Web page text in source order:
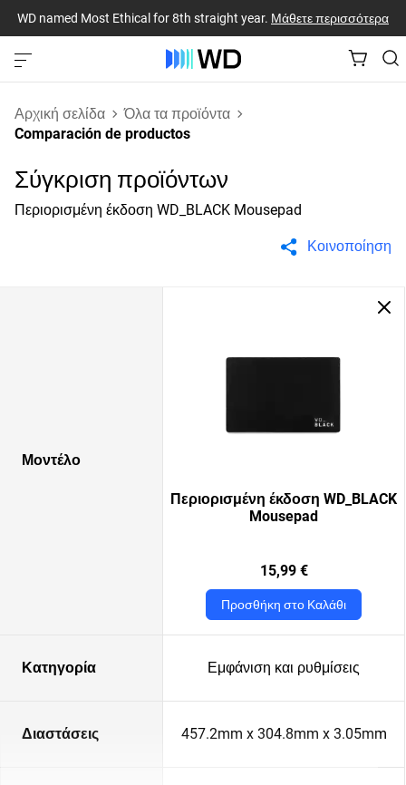
WD named Most Ethical for 8th straight year. Μάθετε περισσότερα
Αρχική σελίδα
Όλα τα προϊόντα
Comparación de productos
Σύγκριση προϊόντων
Περιορισμένη έκδοση WD_BLACK Mousepad
Κοινοποίηση
Μοντέλο
Περιορισμένη έκδοση WD_BLACK
Mousepad
15,99 €
Προσθήκη στο Καλάθι
Κατηγορία Εμφάνιση και ρυθμίσεις
Διαστάσεις 457.2mm x 304.8mm x 3.05mm